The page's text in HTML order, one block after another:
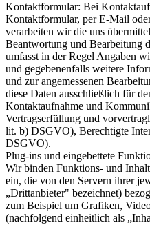
Kontaktformular: Bei
Kontaktformular, per E-Mail
verarbeiten wir die uns
Beantwortung und Bearbeitung
umfasst in der Regel Angaben
und gegebenenfalls weitere
und zur angemessenen
diese Daten ausschließlich für
Kontaktaufnahme und
Vertragserfüllung und
lit. b) DSGVO), Berechtigte
DSGVO).
Plug-ins und eingebettete
Wir binden Funktions- und
ein, die von den Servern ihrer
„Drittanbieter" bezeichnet)
zum Beispiel um Grafiken,
(nachfolgend einheitlich als